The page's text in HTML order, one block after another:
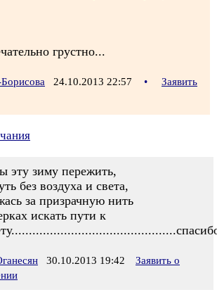
грустно...
24.10.2013 22:57 •
Заявить
эту зиму пережить,
без воздуха и света,
за призрачную нить
искать пути к
30.10.2013 19:42
Заявить о